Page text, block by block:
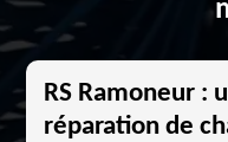
RS Ramoneur :
réparation de